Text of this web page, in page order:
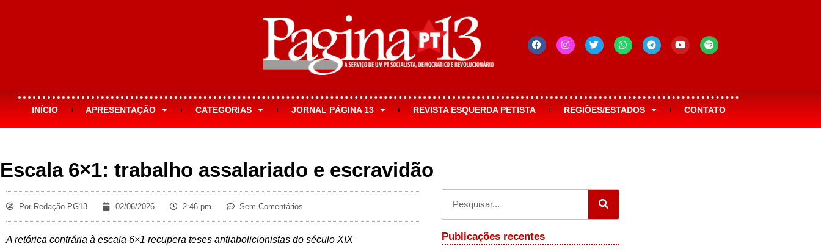
INÍCIO APRESENTAÇÃO CATEGORIAS JORNAL PÁGINA 13 REVISTA ESQUERDA PETISTA REGIÕES/ESTADOS CONTATO
Escala 6×1: trabalho assalariado e escravidão
Por Redação PG13 02/06/2026 2:46 pm Sem Comentários
A retórica contrária à escala 6×1 recupera teses antiabolicionistas do século XIX Publicações recentes